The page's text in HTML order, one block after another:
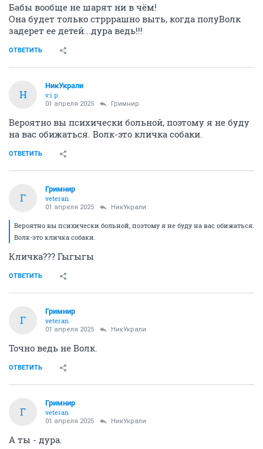
Бабы вообще не шарят ни в чём!
Она будет только стрррашно выть, когда полуВолк
задерет ее детей...дура ведь!!!
ОТВЕТИТЬ
Н
НикУкрали
v.i.p.
01 апреля 2025 Гримнир
Вероятно вы психически больной, поэтому я не буду
на вас обижаться. Волк-это кличка собаки.
ОТВЕТИТЬ
Г
Гримнир
veteran
01 апреля 2025 НикУкрали
Вероятно вы психически больной, поэтому я не буду на вас обижаться.
Волк-это кличка собаки.
Кличка??? Гыгыгы
ОТВЕТИТЬ
Г
Гримнир
veteran
01 апреля 2025 НикУкрали
Точно ведь не Волк.
ОТВЕТИТЬ
Г
Гримнир
veteran
01 апреля 2025 НикУкрали
А ты - дура.